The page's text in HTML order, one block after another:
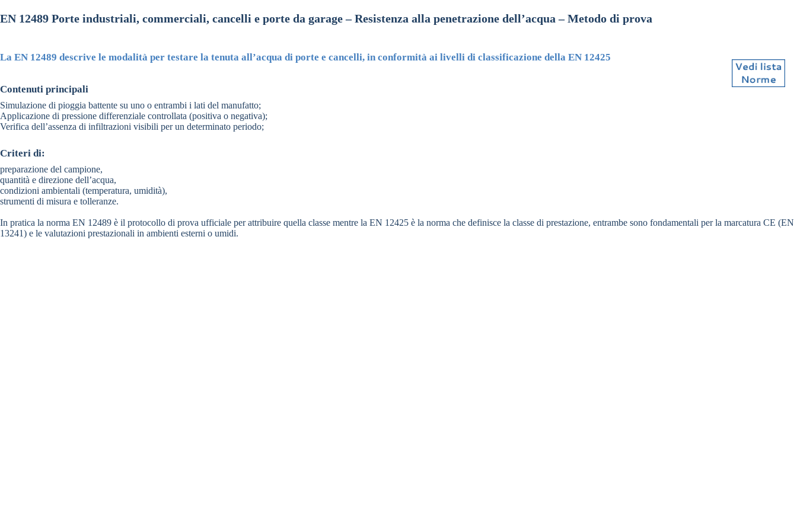
EN 12489 Porte industriali, commerciali, cancelli e porte da garage – Resistenza alla penetrazione dell’acqua – Metodo di prova
La EN 12489 descrive le modalità per testare la tenuta all’acqua di porte e cancelli, in conformità ai livelli di classificazione della EN 12425
Contenuti principali
Simulazione di pioggia battente su uno o entrambi i lati del manufatto;
Applicazione di pressione differenziale controllata (positiva o negativa);
Verifica dell’assenza di infiltrazioni visibili per un determinato periodo;
Criteri di:
preparazione del campione,
quantità e direzione dell’acqua,
condizioni ambientali (temperatura, umidità),
strumenti di misura e tolleranze.
In pratica la norma EN 12489 è il protocollo di prova ufficiale per attribuire quella classe mentre la EN 12425 è la norma che definisce la classe di prestazione, entrambe sono fondamentali per la marcatura CE (EN
13241) e le valutazioni prestazionali in ambienti esterni o umidi.